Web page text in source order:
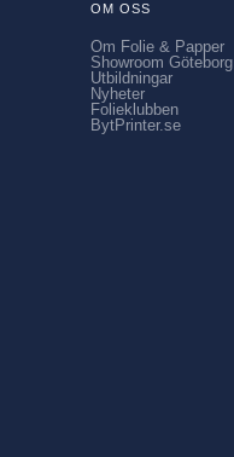
OM OSS
Om Folie & Papper
Showroom Göteborg
Utbildningar
Nyheter
Folieklubben
BytPrinter.se